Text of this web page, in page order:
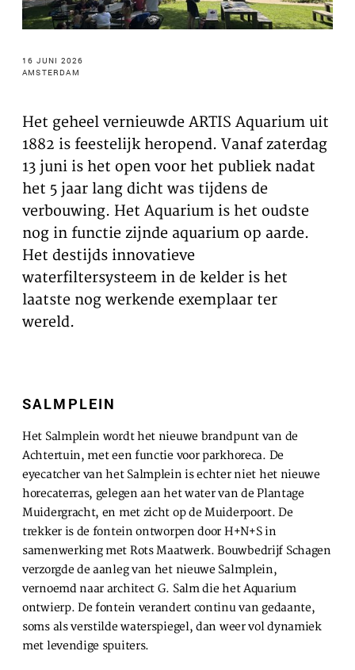
16 JUNI 2026
AMSTERDAM
Het geheel vernieuwde ARTIS Aquarium uit
1882 is feestelijk heropend. Vanaf zaterdag
13 juni is het open voor het publiek nadat
het 5 jaar lang dicht was tijdens de
verbouwing. Het Aquarium is het oudste
nog in functie zijnde aquarium op aarde.
Het destijds innovatieve
waterfiltersysteem in de kelder is het
laatste nog werkende exemplaar ter
wereld.
SALMPLEIN
Het Salmplein wordt het nieuwe brandpunt van de
Achtertuin, met een functie voor parkhoreca. De
eyecatcher van het Salmplein is echter niet het nieuwe
horecaterras, gelegen aan het water van de Plantage
Muidergracht, en met zicht op de Muiderpoort. De
trekker is de fontein ontworpen door H+N+S in
samenwerking met Rots Maatwerk. Bouwbedrijf Schagen
verzorgde de aanleg van het nieuwe Salmplein,
vernoemd naar architect G. Salm die het Aquarium
ontwierp. De fontein verandert continu van gedaante,
soms als verstilde waterspiegel, dan weer vol dynamiek
met levendige spuiters.
Dit stelt ons in staat om u relevante advertenties te
ook koppelen aan de verschillende apparaten die u
gebruikt, evenals gegevens over de advertenties
verwerken. Dit is om advertentieprestaties te meten
en advertentiefacturering in te schakelen.
HET UITSCHAKELEN VAN BEPAALDE COOKIES KAN ERTOE
LEIDEN DAT GERELATEERDE FUNCTIONALITEIT NIET
MEER CORRECT WERKT. U KUNT UW VOORKEUREN OP ELK
MOMENT WIJZIGEN.
MEER INFORMATIE